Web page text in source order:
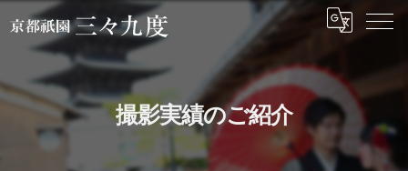
撮影実績のご紹介